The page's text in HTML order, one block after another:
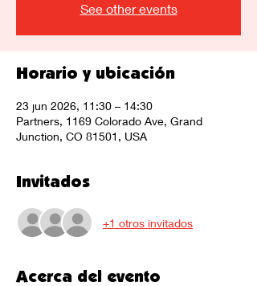
See other events
Horario y ubicación
23 jun 2026, 11:30 – 14:30
Partners, 1169 Colorado Ave, Grand
Junction, CO 81501, USA
Invitados
+1 otros invitados
Acerca del evento